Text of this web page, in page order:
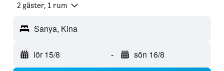
2 gäster, 1 rum
Sanya, Kina
lör 15/8 - sön 16/8